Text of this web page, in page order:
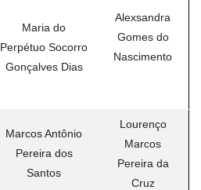
Maria do
Perpétuo Socorro
Gonçalves Dias
Alexsandra
Gomes do
Nascimento
Marcos Antônio
Pereira dos
Santos
Lourenço
Marcos
Pereira da
Cruz